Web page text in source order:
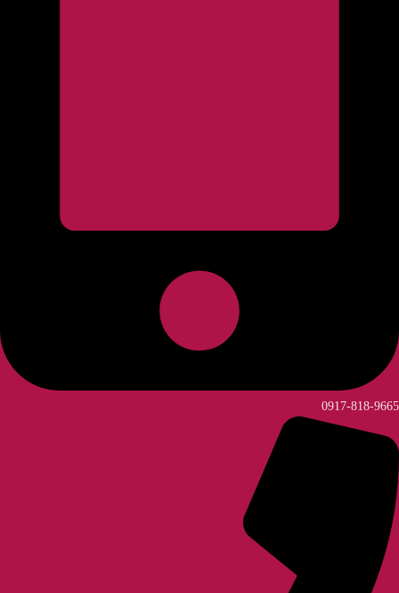
0917-818-9665